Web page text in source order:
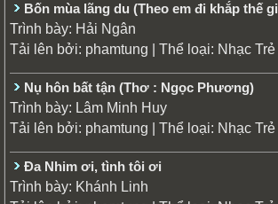
Bốn mùa lãng du (Theo em đi khắp thế
Trình bày: Hải Ngân
Tải lên bởi: phamtung | Thể loại: Nhạc Trẻ
Nụ hôn bất tận (Thơ : Ngọc Phương)
Trình bày: Lâm Minh Huy
Tải lên bởi: phamtung | Thể loại: Nhạc Trẻ
Đa Nhim ơi, tình tôi ơi
Trình bày: Khánh Linh